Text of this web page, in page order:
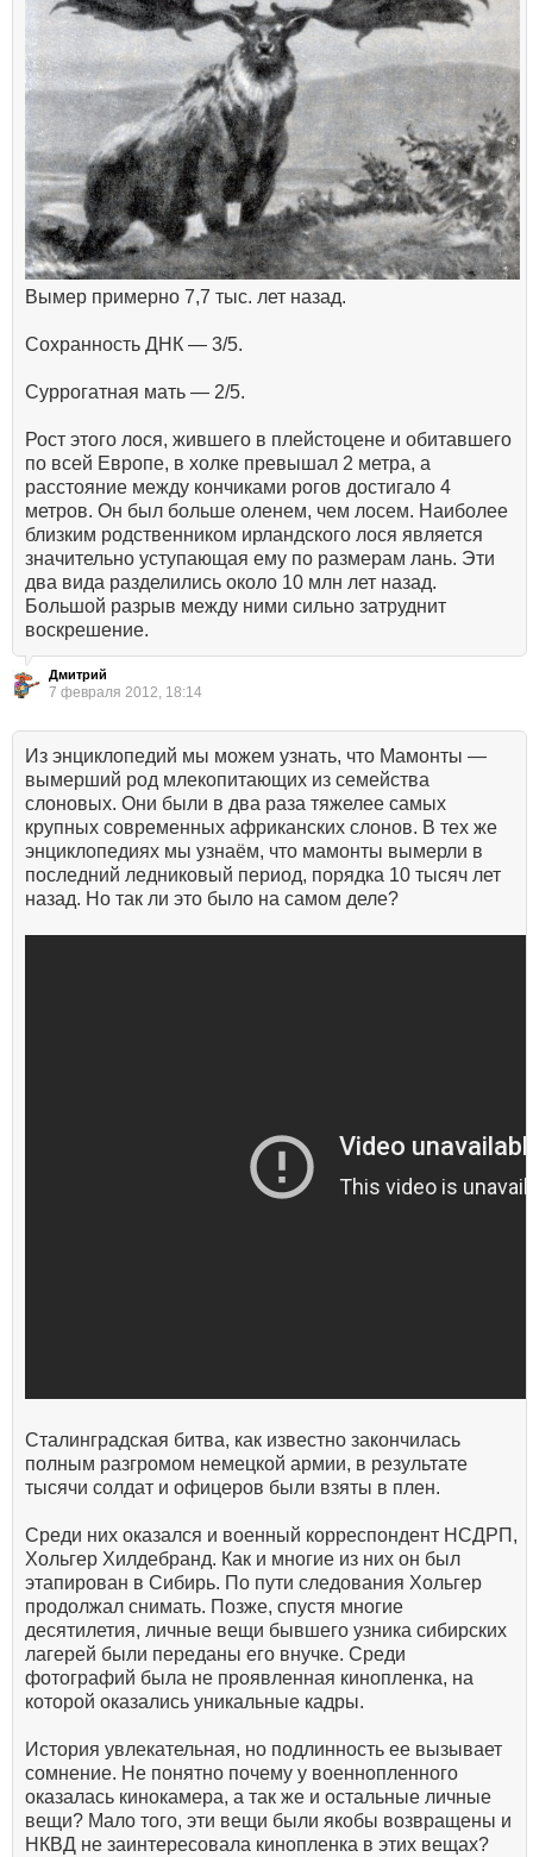
Вымер примерно 7,7 тыс. лет назад.
Сохранность ДНК — 3/5.
Суррогатная мать — 2/5.
Рост этого лося, жившего в плейстоцене и обитавшего
по всей Европе, в холке превышал 2 метра, а
расстояние между кончиками рогов достигало 4
метров. Он был больше оленем, чем лосем. Наиболее
близким родственником ирландского лося является
значительно уступающая ему по размерам лань. Эти
два вида разделились около 10 млн лет назад.
Большой разрыв между ними сильно затруднит
воскрешение.
Дмитрий
7 февраля 2012, 18:14
Из энциклопедий мы можем узнать, что Мамонты —
вымерший род млекопитающих из семейства
слоновых. Они были в два раза тяжелее самых
крупных современных африканских слонов. В тех же
энциклопедиях мы узнаём, что мамонты вымерли в
последний ледниковый период, порядка 10 тысяч лет
назад. Но так ли это было на самом деле?
Сталинградская битва, как известно закончилась
полным разгромом немецкой армии, в результате
тысячи солдат и офицеров были взяты в плен.
Среди них оказался и военный корреспондент НСДРП,
Хольгер Хилдебранд. Как и многие из них он был
этапирован в Сибирь. По пути следования Хольгер
продолжал снимать. Позже, спустя многие
десятилетия, личные вещи бывшего узника сибирских
лагерей были переданы его внучке. Среди
фотографий была не проявленная кинопленка, на
которой оказались уникальные кадры.
История увлекательная, но подлинность ее вызывает
сомнение. Не понятно почему у военнопленного
оказалась кинокамера, а так же и остальные личные
вещи? Мало того, эти вещи были якобы возвращены и
НКВД не заинтересовала кинопленка в этих вещах?